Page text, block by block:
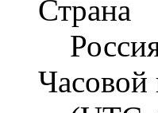
Страна
Часовой